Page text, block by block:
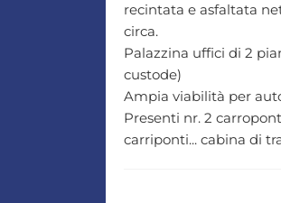
recintata e asfaltata
circa.
Palazzina uffici di 2
custode)
Ampia viabilità per
Presenti nr. 2
carriponti... cabina di